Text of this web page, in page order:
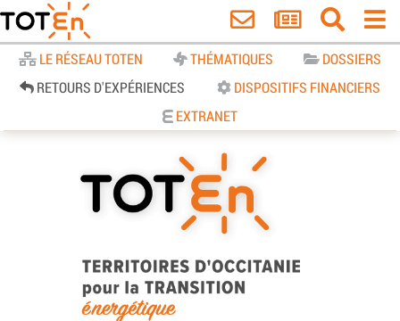
LE RÉSEAU TOTEN THÉMATIQUES
DOSSIERS
RETOURS D'EXPÉRIENCES
DISPOSITIFS FINANCIERS
EXTRANET